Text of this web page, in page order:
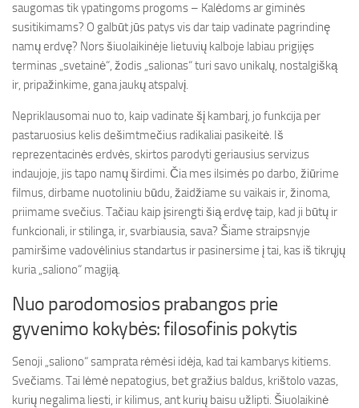
saugomas tik ypatingoms progoms – Kalėdoms ar giminės
susitikimams? O galbūt jūs patys vis dar taip vadinate pagrindinę
namų erdvę? Nors šiuolaikinėje lietuvių kalboje labiau prigijęs
terminas „svetainė“, žodis „salionas“ turi savo unikalų, nostalgišką
ir, pripažinkime, gana jaukų atspalvį.
Nepriklausomai nuo to, kaip vadinate šį kambarį, jo funkcija per
pastaruosius kelis dešimtmečius radikaliai pasikeitė. Iš
reprezentacinės erdvės, skirtos parodyti geriausius servizus
indaujoje, jis tapo namų širdimi. Čia mes ilsimės po darbo, žiūrime
filmus, dirbame nuotoliniu būdu, žaidžiame su vaikais ir, žinoma,
priimame svečius. Tačiau kaip įsirengti šią erdvę taip, kad ji būtų ir
funkcionali, ir stilinga, ir, svarbiausia, sava? Šiame straipsnyje
pamiršime vadovėlinius standartus ir pasinersime į tai, kas iš tikrųjų
kuria „saliono“ magiją.
Nuo parodomosios prabangos prie
gyvenimo kokybės: filosofinis pokytis
Senoji „saliono“ samprata rėmėsi idėja, kad tai kambarys kitiems.
Svečiams. Tai lėmė nepatogius, bet gražius baldus, krištolo vazas,
kurių negalima liesti, ir kilimus, ant kurių baisu užlipti. Šiuolaikinė